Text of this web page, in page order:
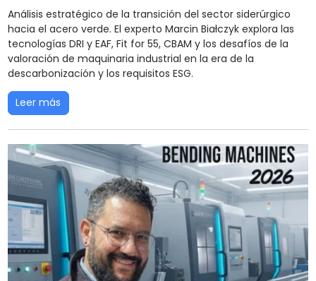
Análisis estratégico de la transición del sector siderúrgico
hacia el acero verde. El experto Marcin Białczyk explora las
tecnologías DRI y EAF, Fit for 55, CBAM y los desafíos de la
valoración de maquinaria industrial en la era de la
descarbonización y los requisitos ESG.
Leer más